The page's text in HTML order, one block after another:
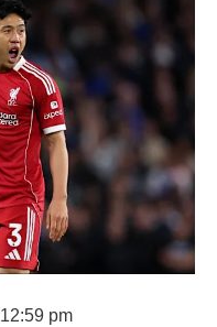
12:59 pm